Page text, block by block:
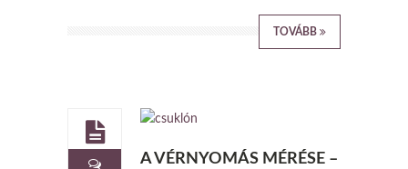
TOVÁBB
A VÉRNYOMÁS MÉRÉSE –